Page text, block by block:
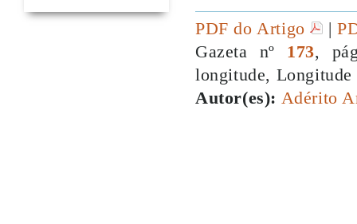
PDF do Artigo |
Gazeta nº 173,
longitude,
Autor(es): Adérito